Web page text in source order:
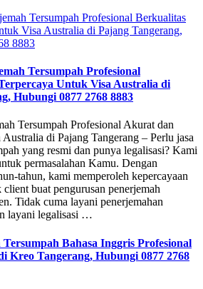
Tersumpah Profesional
Untuk Visa Australia di
Hubungi 0877 2768 8883
Tersumpah Profesional Akurat dan
di Pajang Tangerang – Perlu jasa
yang resmi dan punya legalisasi? Kami
permasalahan Kamu. Dengan
tahun, kami memperoleh kepercayaan
buat pengurusan penerjemah
Tidak cuma layani penerjemahan
layani legalisasi …
Tersumpah Bahasa Inggris Profesional
Kreo Tangerang, Hubungi 0877 2768